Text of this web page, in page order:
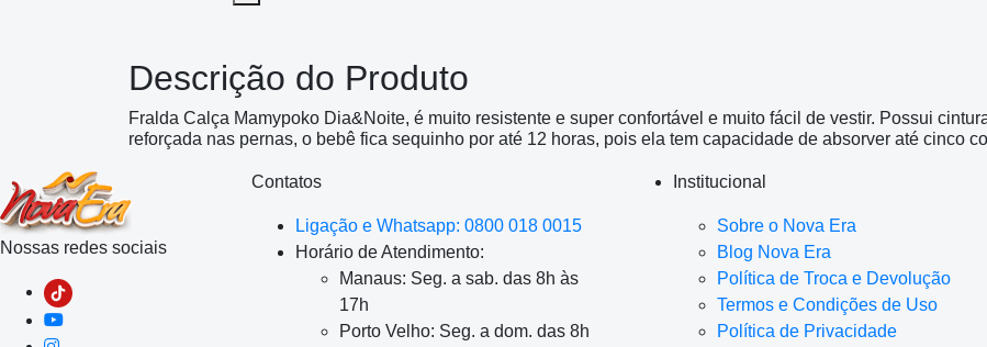
Descrição do Produto
Fralda Calça Mamypoko Dia&Noite, é muito resistente e super confortável e muito fácil de vestir. Possui
reforçada nas pernas, o bebê fica sequinho por até 12 horas, pois ela tem capacidade de absorver até cinco
Nossas redes sociais
Contatos
Ligação e Whatsapp: 0800 018 0015
Horário de Atendimento:
Manaus: Seg. a sab. das 8h às
17h
Porto Velho: Seg. a dom. das 8h
Institucional
Sobre o Nova Era
Blog Nova Era
Política de Troca e Devolução
Termos e Condições de Uso
Política de Privacidade